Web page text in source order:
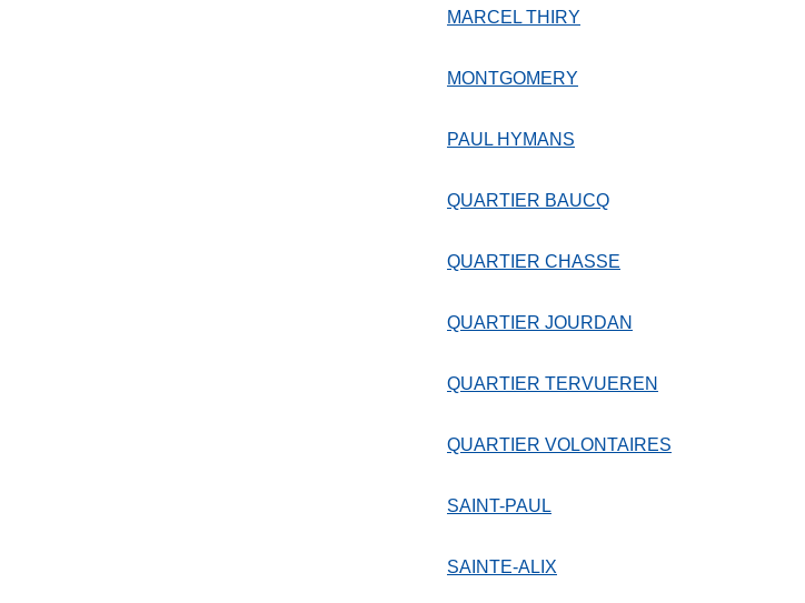
MARCEL THIRY
MONTGOMERY
PAUL HYMANS
QUARTIER BAUCQ
QUARTIER CHASSE
QUARTIER JOURDAN
QUARTIER TERVUEREN
QUARTIER VOLONTAIRES
SAINT-PAUL
SAINTE-ALIX